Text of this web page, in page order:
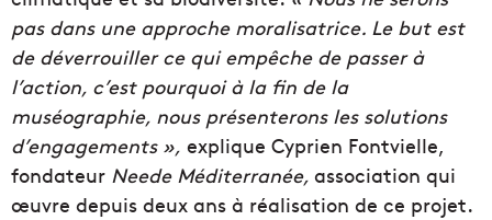
pas dans une approche moralisatrice. Le but est
de déverrouiller ce qui empêche de passer à
l’action, c’est pourquoi à la fin de la
muséographie, nous présenterons les solutions
d’engagements », explique Cyprien Fontvielle,
fondateur Neede Méditerranée, association qui
œuvre depuis deux ans à réalisation de ce projet.